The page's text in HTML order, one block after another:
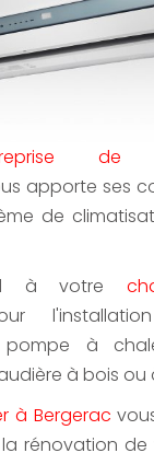
de
apporte ses
de
à votre
à
à bois ou
à Bergerac
rénovation